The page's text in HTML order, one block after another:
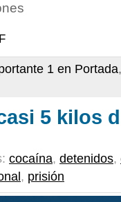
1 en Portada
5 kilos
cocaína, detenidos,
, prisión